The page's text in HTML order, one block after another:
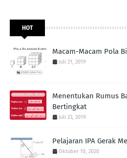
HOT
Macam-Macam Pola
Juli 21, 2019
Menentukan Rumus
Bertingkat
Juli 23, 2019
Pelajaran IPA Gerak
Oktober 10, 2020